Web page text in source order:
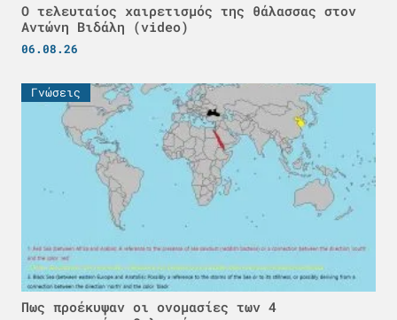
Ο τελευταίος χαιρετισμός της θάλασσας στον
Αντώνη Βιδάλη (video)
06.08.26
Γνώσεις
Πως προέκυψαν οι ονομασίες των 4